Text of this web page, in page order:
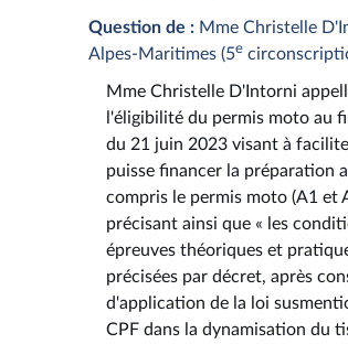
Question de : Mme Christelle
Alpes-Maritimes (5e
Mme Christelle D'Intorni
l'éligibilité du permis moto au
du 21 juin 2023 visant à
puisse financer la préparation
compris le permis moto (A1 et
précisant ainsi que « les
épreuves théoriques et
précisées par décret, après
d'application de la loi
CPF dans la dynamisation du